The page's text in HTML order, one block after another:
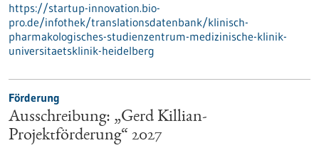
https://startup-innovation.bio-
pro.de/infothek/translationsdatenbank/klinisch-
pharmakologisches-studienzentrum-medizinische-klinik-
universitaetsklinik-heidelberg
Förderung
Ausschreibung: „Gerd Killian-
Projektförderung“ 2027